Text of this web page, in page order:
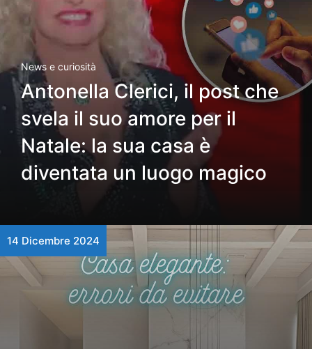
News e curiosità
Antonella Clerici, il post che
svela il suo amore per il
Natale: la sua casa è
diventata un luogo magico
14 Dicembre 2024